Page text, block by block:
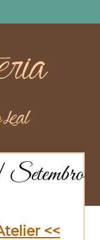
Setembro
<<